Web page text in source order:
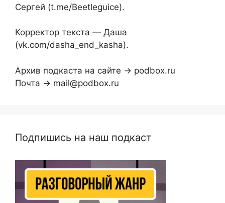
Сергей (t.me/Beetleguice).
Корректор текста — Даша
(vk.com/dasha_end_kasha).
Архив подкаста на сайте → podbox.ru
Почта → mail@podbox.ru
Подпишись на наш подкаст